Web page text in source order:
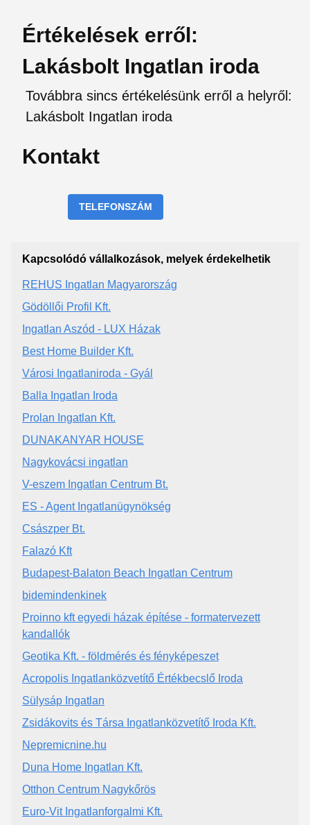
Értékelések erről:
Lakásbolt Ingatlan iroda
Továbbra sincs értékelésünk erről a helyről:
Lakásbolt Ingatlan iroda
Kontakt
TELEFONSZÁM
Kapcsolódó vállalkozások, melyek érdekelhetik
REHUS Ingatlan Magyarország
Gödöllői Profil Kft.
Ingatlan Aszód - LUX Házak
Best Home Builder Kft.
Városi Ingatlaniroda - Gyál
Balla Ingatlan Iroda
Prolan Ingatlan Kft.
DUNAKANYAR HOUSE
Nagykovácsi ingatlan
V-eszem Ingatlan Centrum Bt.
ES - Agent Ingatlanügynökség
Császper Bt.
Falazó Kft
Budapest-Balaton Beach Ingatlan Centrum
bidemindenkinek
Proinno kft egyedi házak építése - formatervezett
kandallók
Geotika Kft. - földmérés és fényképeszet
Acropolis Ingatlanközvetítő Értékbecslő Iroda
Sülysáp Ingatlan
Zsidákovits és Társa Ingatlanközvetítő Iroda Kft.
Nepremicnine.hu
Duna Home Ingatlan Kft.
Otthon Centrum Nagykőrös
Euro-Vit Ingatlanforgalmi Kft.